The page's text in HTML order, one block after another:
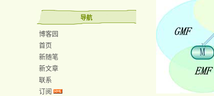
导航
博客园
首页
新随笔
新文章
联系
订阅